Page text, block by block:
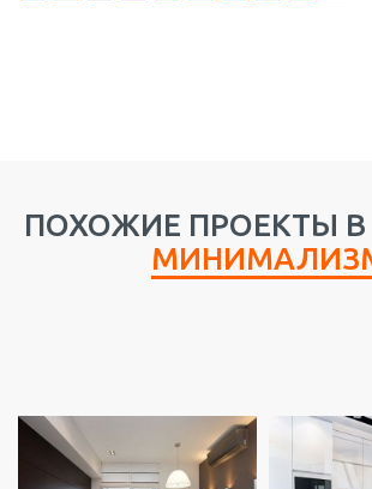
ПОХОЖИЕ ПРОЕКТЫ В